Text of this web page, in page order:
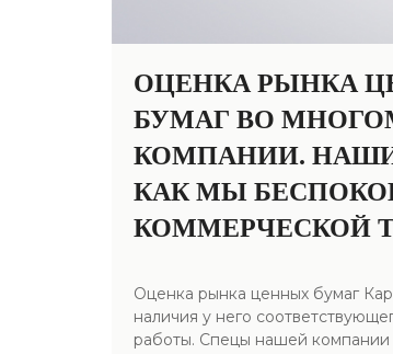
ОЦЕНКА РЫНКА
БУМАГ ВО
КОМПАНИИ.
КАК МЫ
КОММЕРЧЕСКОЙ
Оценка рынка ценных бумаг
наличия у него
работы. Спецы нашей компании